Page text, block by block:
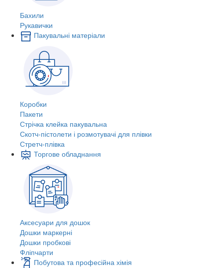
Бахили
Рукавички
Пакувальні матеріали
Коробки
Пакети
Стрічка клейка пакувальна
Скотч-пістолети і розмотувачі для плівки
Стретч-плівка
Торгове обладнання
Аксесуари для дошок
Дошки маркерні
Дошки пробкові
Фліпчарти
Побутова та професійна хімія